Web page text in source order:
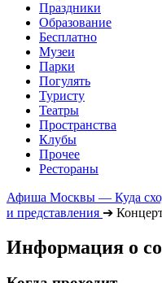
Праздники
Образование
Бесплатно
Музеи
Парки
Погулять
Туристу
Театры
Пространства
Клубы
Прочее
Рестораны
Афиша Москвы — Куда
и представления ➔
Информация о